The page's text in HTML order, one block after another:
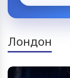
Лондон